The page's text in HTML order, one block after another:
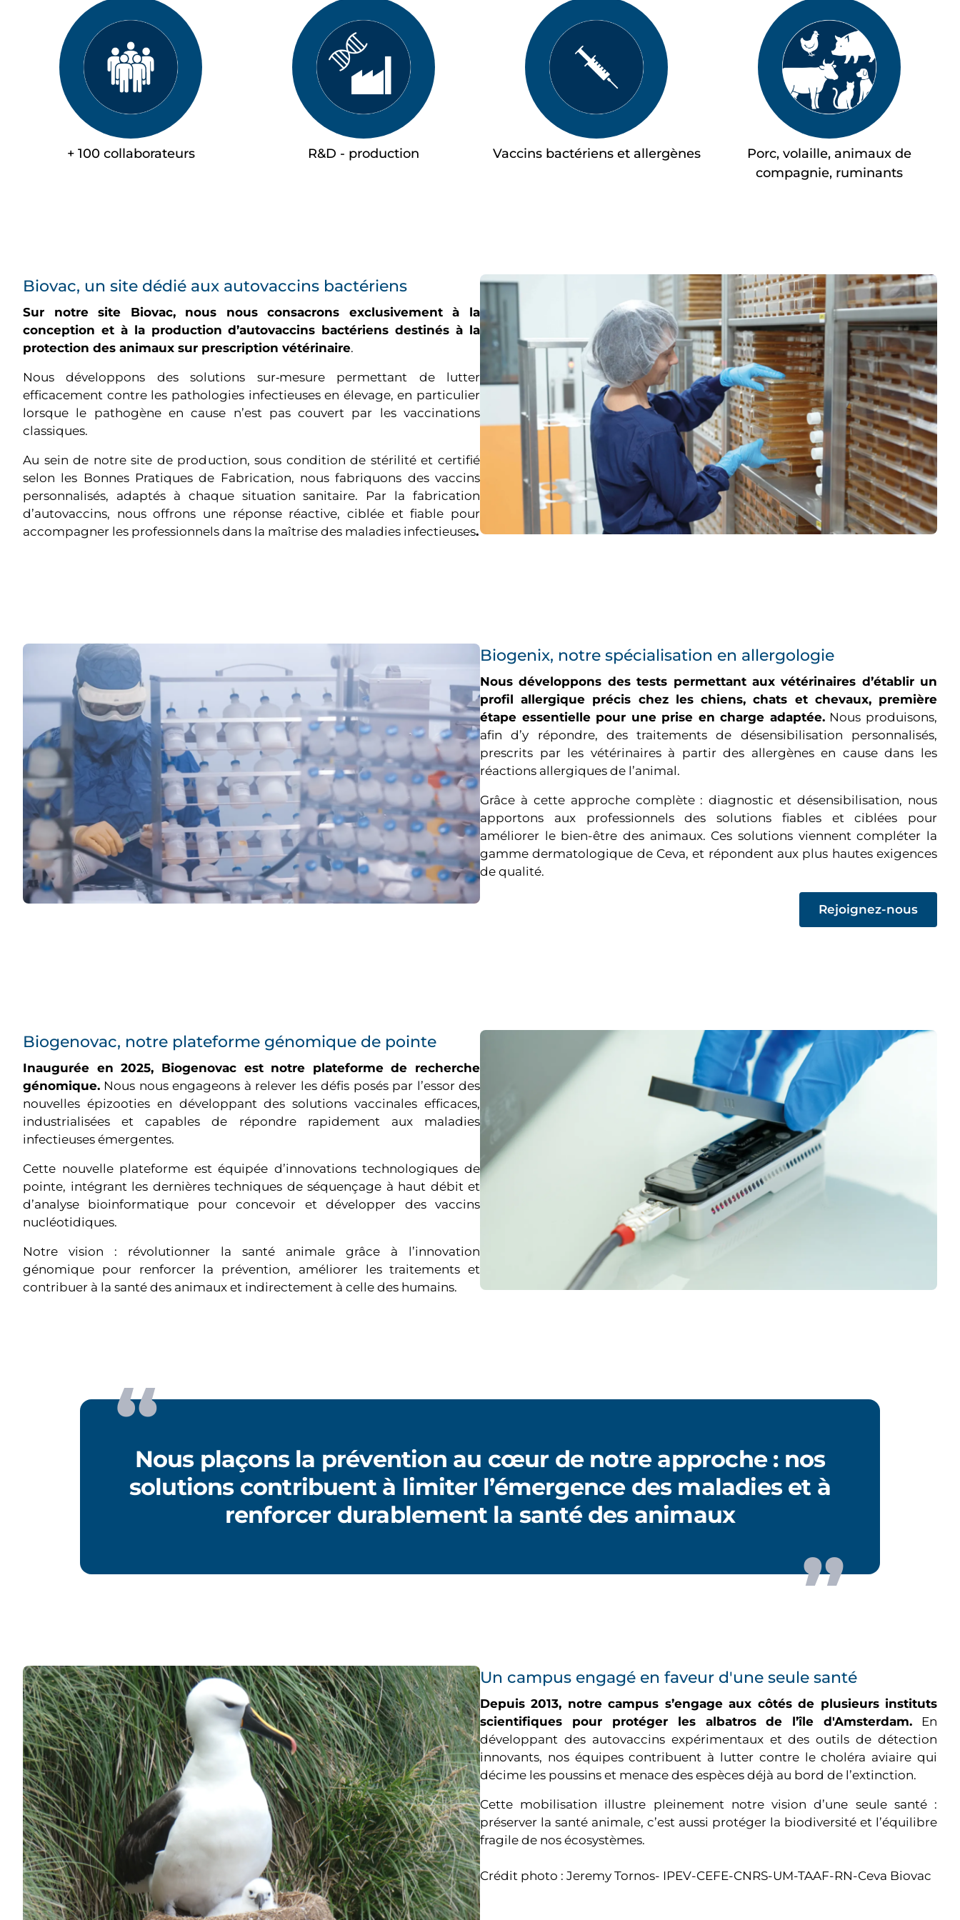
+ 100 collaborateurs R&D - production Vaccins bactériens et allergènes
Porc, volaille, animaux de
compagnie, ruminants
Biovac, un site dédié aux autovaccins bactériens
Sur notre site Biovac, nous nous consacrons exclusivement à la
conception et à la production d’autovaccins bactériens destinés à la
protection des animaux sur prescription vétérinaire.
Nous développons des solutions sur‑mesure permettant de lutter
efficacement contre les pathologies infectieuses en élevage, en particulier
lorsque le pathogène en cause n’est pas couvert par les vaccinations
classiques.
Au sein de notre site de production, sous condition de stérilité et certifié
selon les Bonnes Pratiques de Fabrication, nous fabriquons des vaccins
personnalisés, adaptés à chaque situation sanitaire. Par la fabrication
d’autovaccins, nous offrons une réponse réactive, ciblée et fiable pour
accompagner les professionnels dans la maîtrise des maladies infectieuses.
Biogenix, notre spécialisation en allergologie
Nous développons des tests permettant aux vétérinaires d’établir un
profil allergique précis chez les chiens, chats et chevaux, première
étape essentielle pour une prise en charge adaptée.Nous produisons,
afin d’y répondre, des traitements de désensibilisation personnalisés,
prescrits par les vétérinaires à partir des allergènes en cause dans les
réactions allergiques de l’animal.
Grâce à cette approche complète : diagnostic et désensibilisation, nous
apportons aux professionnels des solutions fiables et ciblées pour
améliorer le bien-être des animaux. Ces solutions viennent compléter la
gamme dermatologique de Ceva, et répondent aux plus hautes exigences
de qualité.
Rejoignez-nous
Biogenovac, notre plateforme génomique de pointe
Inaugurée en 2025, Biogenovac est notre plateforme de recherche
génomique. Nous nous engageons à relever les défis posés par l’essor des
nouvelles épizooties en développant des solutions vaccinales efficaces,
industrialisées et capables de répondre rapidement aux maladies
infectieuses émergentes.
Cette nouvelle plateforme est équipée d’innovations technologiques de
pointe, intégrant les dernières techniques de séquençage à haut débit et
d’analyse bioinformatique pour concevoir et développer des vaccins
nucléotidiques.
Notre vision : révolutionner la santé animale grâce à l’innovation
génomique pour renforcer la prévention, améliorer les traitements et
contribuer à la santé des animaux et indirectement à celle des humains.
Nous plaçons la prévention au cœur de notre approche : nos
solutions contribuent à limiter l’émergence des maladies et à
renforcer durablement la santé des animaux
Un campus engagé en faveur d'une seule santé
Depuis 2013, notre campus s’engage aux côtés de plusieurs instituts
scientifiques pour protéger les albatros de l’île d'Amsterdam. En
développant des autovaccins expérimentaux et des outils de détection
innovants, nos équipes contribuent à lutter contre le choléra aviaire qui
décime les poussins et menace des espèces déjà au bord de l’extinction.
Cette mobilisation illustre pleinement notre vision d’une seule santé :
préserver la santé animale, c’est aussi protéger la biodiversité et l’équilibre
fragile de nos écosystèmes.
Crédit photo : Jeremy Tornos- IPEV-CEFE-CNRS-UM-TAAF-RN-Ceva Biovac